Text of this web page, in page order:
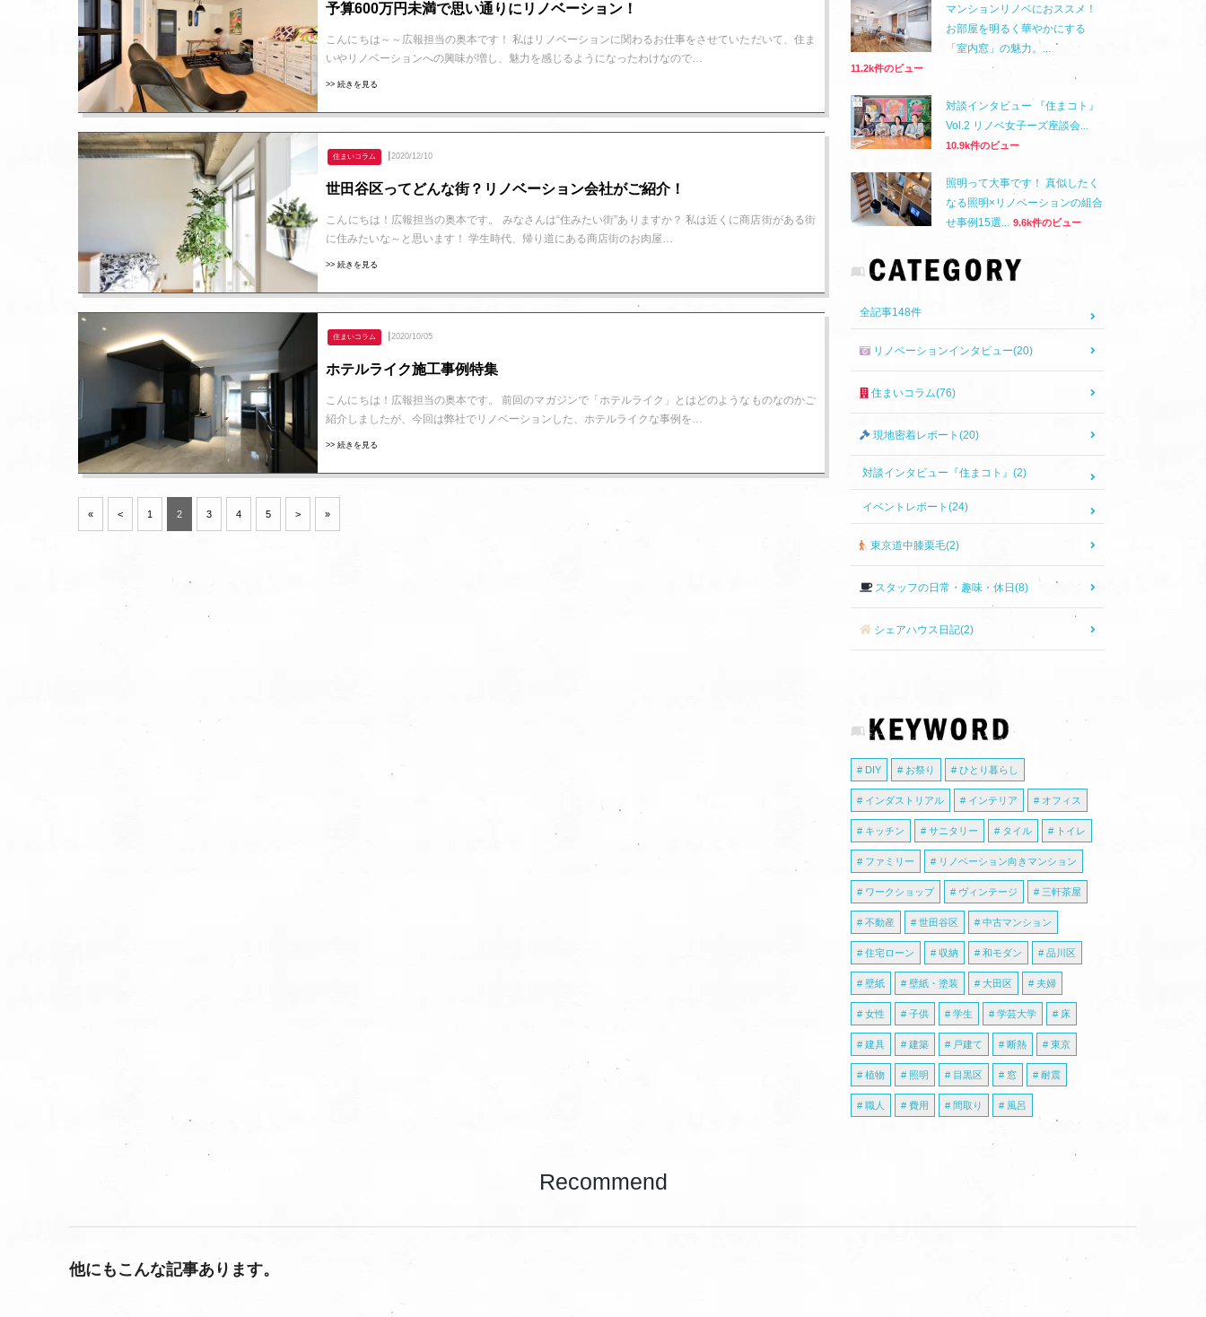
予算600万円未満で思い通りにリノベーション！
こんにちは～～広報担当の奥本です！ 私はリノベーションに関わるお仕事をさせていただいて、住ま
いやリノベーションへの興味が増し、魅力を感じるようになったわけなので…
>> 続きを見る
住まいコラム ┃2020/12/10
世田谷区ってどんな街？リノベーション会社がご紹介！
こんにちは！広報担当の奥本です。 みなさんは“住みたい街”ありますか？ 私は近くに商店街がある街
に住みたいな～と思います！ 学生時代、帰り道にある商店街のお肉屋…
>> 続きを見る
住まいコラム ┃2020/10/05
ホテルライク施工事例特集
こんにちは！広報担当の奥本です。 前回のマガジンで「ホテルライク」とはどのようなものなのかご
紹介しましたが、今回は弊社でリノベーションした、ホテルライクな事例を…
>> 続きを見る
« < 1 2 3 4 5 > »
マンションリノベにおススメ！
お部屋を明るく華やかにする
「室内窓」の魅力。...
11.2k件のビュー
対談インタビュー 『住まコト』
Vol.2 リノベ女子ーズ座談会...
10.9k件のビュー
照明って大事です！ 真似したく
なる照明×リノベーションの組合
せ事例15選... 9.6k件のビュー
全記事148件
リノベーションインタビュー(20)
住まいコラム(76)
現地密着レポート(20)
対談インタビュー『住まコト』(2)
イベントレポート(24)
東京道中膝栗毛(2)
スタッフの日常・趣味・休日(8)
シェアハウス日記(2)
DIY お祭り ひとり暮らし
インダストリアル インテリア オフィス
キッチン サニタリー タイル トイレ
ファミリー リノベーション向きマンション
ワークショップ ヴィンテージ 三軒茶屋
不動産 世田谷区 中古マンション
住宅ローン 収納 和モダン 品川区
壁紙 壁紙・塗装 大田区 夫婦
女性 子供 学生 学芸大学 床
建具 建築 戸建て 断熱 東京
植物 照明 目黒区 窓 耐震
職人 費用 間取り 風呂
Recommend
他にもこんな記事あります。